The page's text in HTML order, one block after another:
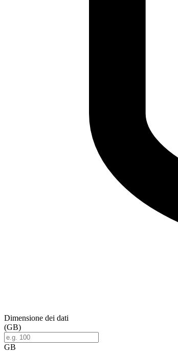
Dimensione dei dati
(GB)
GB